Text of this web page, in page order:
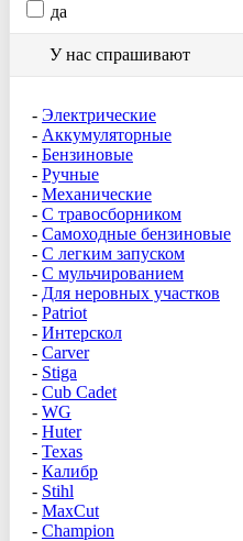
да
У нас спрашивают
Электрические
Аккумуляторные
Бензиновые
Ручные
Механические
С травосборником
Самоходные бензиновые
С легким запуском
С мульчированием
Для неровных участков
Patriot
Интерскол
Carver
Stiga
Cub Cadet
WG
Huter
Texas
Калибр
Stihl
MaxCut
Champion